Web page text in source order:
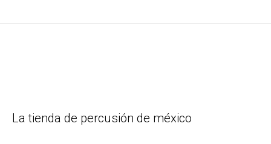
La tienda de percusión de méxico